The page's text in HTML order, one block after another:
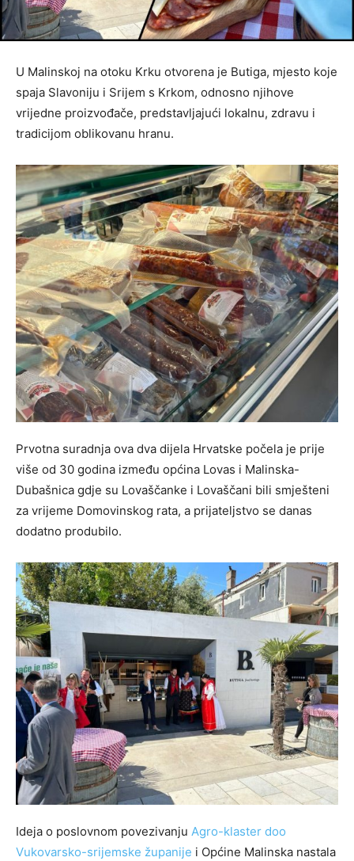
U Malinskoj na otoku Krku otvorena je Butiga, mjesto koje
spaja Slavoniju i Srijem s Krkom, odnosno njihove
vrijedne proizvođače, predstavljajući lokalnu, zdravu i
tradicijom oblikovanu hranu.
Prvotna suradnja ova dva dijela Hrvatske počela je prije
više od 30 godina između općina Lovas i Malinska-
Dubašnica gdje su Lovaščanke i Lovaščani bili smješteni
za vrijeme Domovinskog rata, a prijateljstvo se danas
dodatno produbilo.
Ideja o poslovnom povezivanju Agro-klaster doo
Vukovarsko-srijemske županije i Općine Malinska nastala